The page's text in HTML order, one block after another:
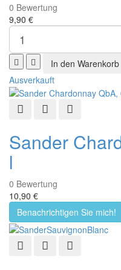
0 Bewertung
9,90 €
Ausverkauft
SchnellansichtZur Wunschliste
Sander
l
0 Bewertung
10,90 €
Benachrichtigen Sie mich!
SchnellansichtZur Wunschliste